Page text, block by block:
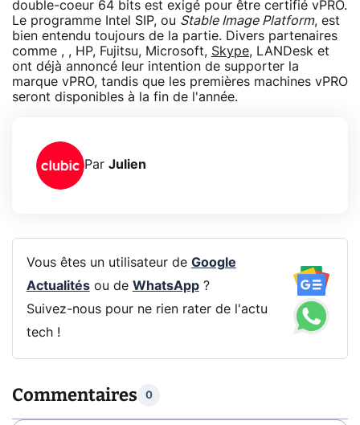
double-coeur 64 bits est exigé pour être certifié vPRO.
Le programme Intel SIP, ou Stable Image Platform, est
bien entendu toujours de la partie. Divers partenaires
comme , , HP, Fujitsu, Microsoft, Skype, LANDesk et
ont déjà annoncé leur intention de supporter la
marque vPRO, tandis que les premières machines vPRO
seront disponibles à la fin de l'année.
Par Julien
Vous êtes un utilisateur de Google
Actualitésou de WhatsApp?
Suivez-nous pour ne rien rater de l'actu
tech !
Commentaires 0